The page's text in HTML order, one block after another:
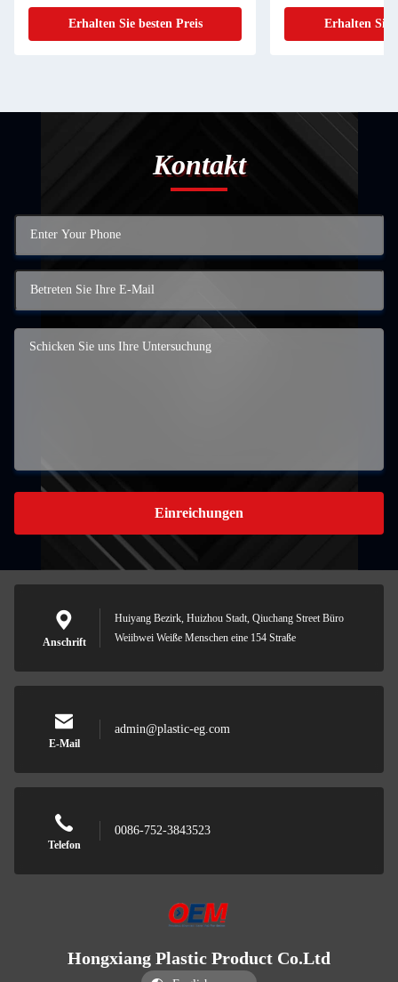
Erhalten Sie besten Preis
Logo Personalized
Erhalten Sie
Kontakt
Einreichungen
Anschrift
Huiyang Bezirk, Huizhou Stadt, Qiuchang Street Büro
Weiibwei Weiße Menschen eine 154 Straße
E-Mail
admin@plastic-eg.com
Telefon
0086-752-3843523
Hongxiang Plastic Product Co.Ltd